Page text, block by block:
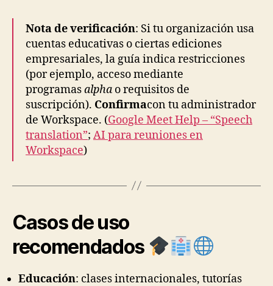
Nota de verificación: Si tu organización usa
cuentas educativas o ciertas ediciones
empresariales, la guía indica restricciones
(por ejemplo, acceso mediante
programasalpha o requisitos de
suscripción). Confirmacon tu administrador
de Workspace. (Google Meet Help – “Speech
translation”; AI para reuniones en
Workspace)
Casos de uso
recomendados
Educación: clases internacionales, tutorías